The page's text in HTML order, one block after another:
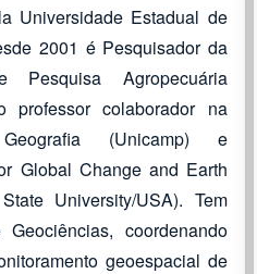
Universidade Estadual de
2001 é Pesquisador da
Pesquisa Agropecuária
professor colaborador na
(Unicamp) e
Global Change and Earth
University/USA). Tem
coordenando
geoespacial de